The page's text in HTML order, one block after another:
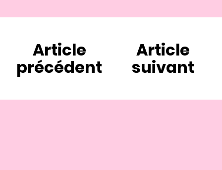
Article
précédent
Article
suivant